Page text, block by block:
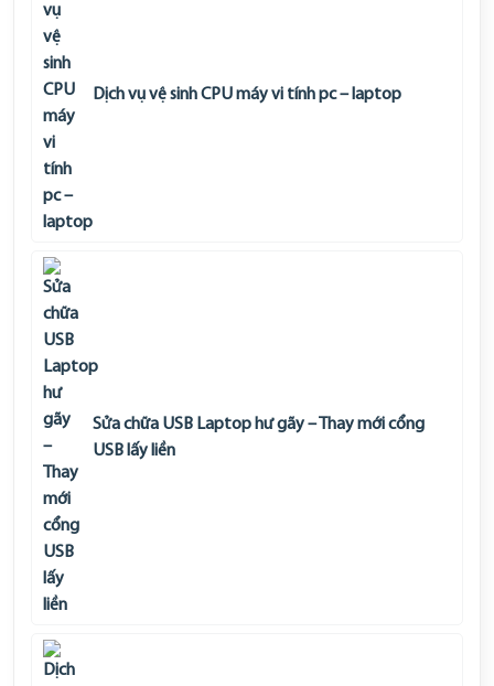
Dịch vụ vệ sinh CPU máy vi tính pc – laptop
Sửa chữa USB Laptop hư gãy – Thay mới cổng
USB lấy liền